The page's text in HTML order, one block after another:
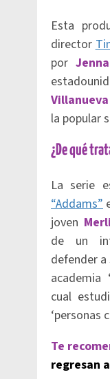
Esta
director
por
Villanueva
la popular
¿De qué
La serie
“Addams”
joven
de un
defender
academia
cual
‘personas
Te
regresan